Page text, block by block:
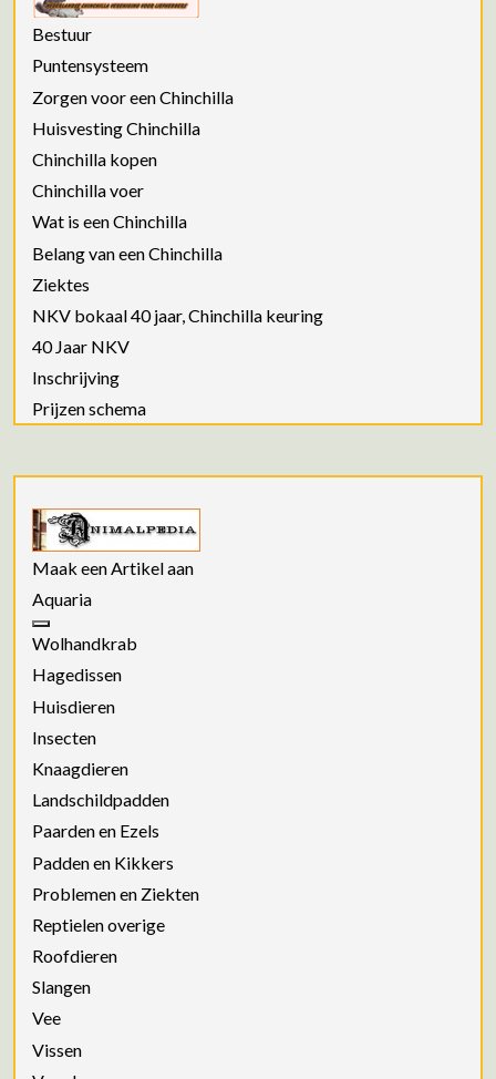
Bestuur
Puntensysteem
Zorgen voor een Chinchilla
Huisvesting Chinchilla
Chinchilla kopen
Chinchilla voer
Wat is een Chinchilla
Belang van een Chinchilla
Ziektes
NKV bokaal 40 jaar, Chinchilla keuring
40 Jaar NKV
Inschrijving
Prijzen schema
Maak een Artikel aan
Aquaria
Wolhandkrab
Hagedissen
Huisdieren
Insecten
Knaagdieren
Landschildpadden
Paarden en Ezels
Padden en Kikkers
Problemen en Ziekten
Reptielen overige
Roofdieren
Slangen
Vee
Vissen